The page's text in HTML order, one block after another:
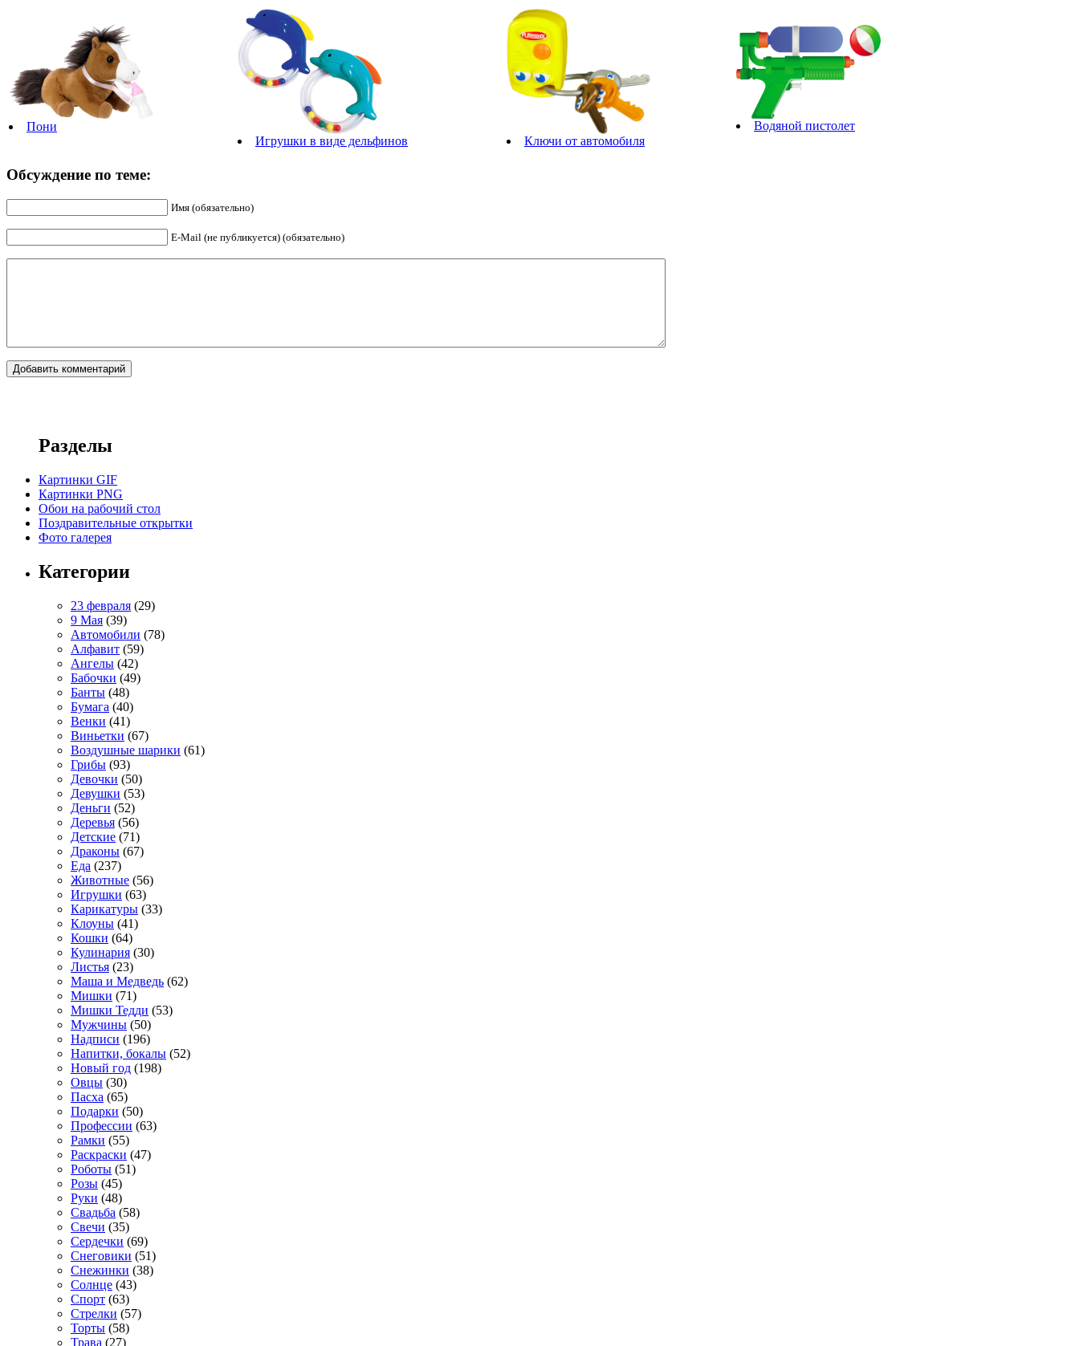
Пони
Игрушки в виде дельфинов
Ключи от автомобиля
Водяной пистолет
Обсуждение по теме:
Имя (обязательно)
E-Mail (не публикуется) (обязательно)
Разделы
Картинки GIF
Картинки PNG
Обои на рабочий стол
Поздравительные открытки
Фото галерея
Категории
23 февраля (29)
9 Мая (39)
Автомобили (78)
Алфавит (59)
Ангелы (42)
Бабочки (49)
Банты (48)
Бумага (40)
Венки (41)
Виньетки (67)
Воздушные шарики (61)
Грибы (93)
Девочки (50)
Девушки (53)
Деньги (52)
Деревья (56)
Детские (71)
Драконы (67)
Еда (237)
Животные (56)
Игрушки (63)
Карикатуры (33)
Клоуны (41)
Кошки (64)
Кулинария (30)
Листья (23)
Маша и Медведь (62)
Мишки (71)
Мишки Тедди (53)
Мужчины (50)
Надписи (196)
Напитки, бокалы (52)
Новый год (198)
Овцы (30)
Пасха (65)
Подарки (50)
Профессии (63)
Рамки (55)
Раскраски (47)
Роботы (51)
Розы (45)
Руки (48)
Свадьба (58)
Свечи (35)
Сердечки (69)
Снеговики (51)
Снежинки (38)
Солнце (43)
Спорт (63)
Стрелки (57)
Торты (58)
Трава (27)